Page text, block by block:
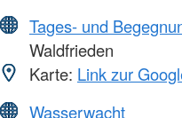
Tages- und
Waldfrieden
Karte: Link zur
Wasserwacht